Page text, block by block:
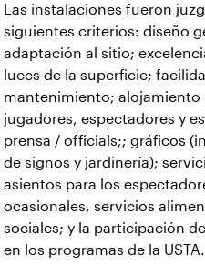
Las instalaciones fueron
siguientes criterios: diseño
adaptación al sitio;
luces de la superficie;
mantenimiento; alojamiento
jugadores, espectadores y
prensa / officials;; gráficos
de signos y jardinería);
asientos para los
ocasionales, servicios
sociales; y la participación
en los programas de la USTA.